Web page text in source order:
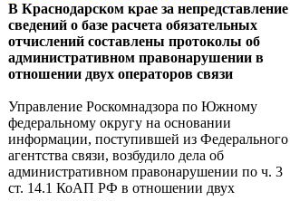
В Краснодарском крае за непредставление
сведений о базе расчета обязательных
отчислений составлены протоколы об
административном правонарушении в
отношении двух операторов связи
Управление Роскомнадзора по Южному
федеральному округу на основании
информации, поступившей из Федерального
агентства связи, возбудило дела об
административном правонарушении по ч. 3
ст. 14.1 КоАП РФ в отношении двух